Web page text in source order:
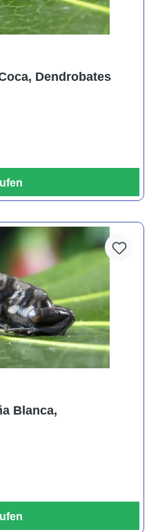
Dendrobates
Blanca,